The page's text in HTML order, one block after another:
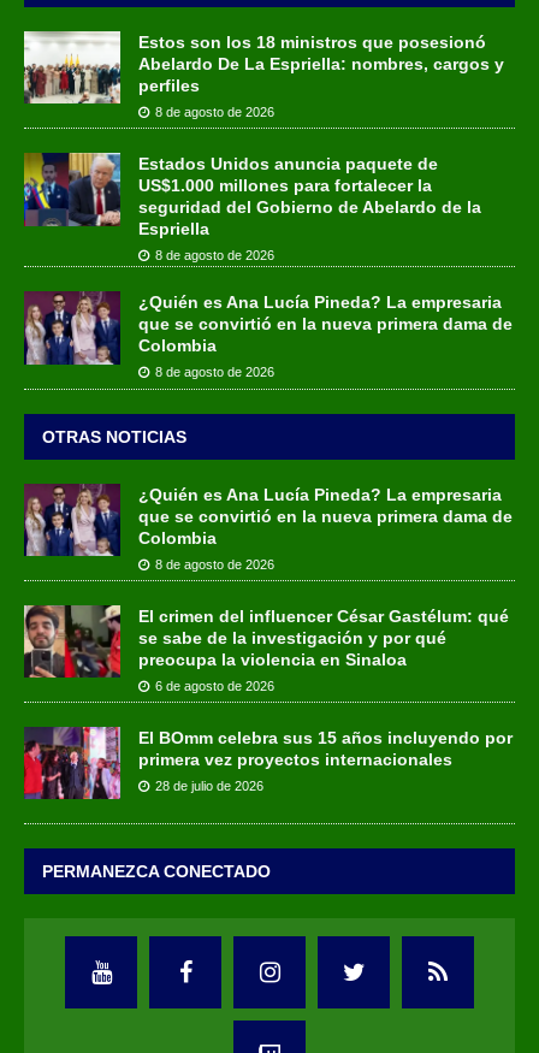
Estos son los 18 ministros que posesionó
Abelardo De La Espriella: nombres, cargos y
perfiles
8 de agosto de 2026
Estados Unidos anuncia paquete de
US$1.000 millones para fortalecer la
seguridad del Gobierno de Abelardo de la
Espriella
8 de agosto de 2026
¿Quién es Ana Lucía Pineda? La empresaria
que se convirtió en la nueva primera dama de
Colombia
8 de agosto de 2026
OTRAS NOTICIAS
¿Quién es Ana Lucía Pineda? La empresaria
que se convirtió en la nueva primera dama de
Colombia
8 de agosto de 2026
El crimen del influencer César Gastélum: qué
se sabe de la investigación y por qué
preocupa la violencia en Sinaloa
6 de agosto de 2026
El BOmm celebra sus 15 años incluyendo por
primera vez proyectos internacionales
28 de julio de 2026
PERMANEZCA CONECTADO